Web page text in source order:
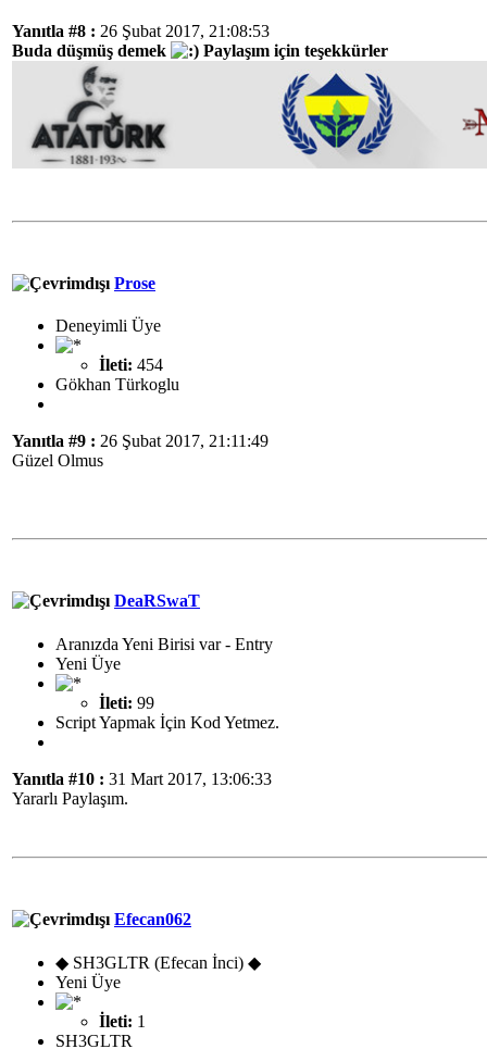
Yanıtla #8 : 26 Şubat 2017, 21:08:53
Buda düşmüş demek
Paylaşım için teşekkürler
Prose
Deneyimli Üye
İleti: 454
Gökhan Türkoglu
Yanıtla #9 : 26 Şubat 2017, 21:11:49
Güzel Olmus
DeaRSwaT
Aranızda Yeni Birisi var - Entry
Yeni Üye
İleti: 99
Script Yapmak İçin Kod Yetmez.
Yanıtla #10 : 31 Mart 2017, 13:06:33
Yararlı Paylaşım.
Efecan062
◆ SH3GLTR (Efecan İnci) ◆
Yeni Üye
İleti: 1
SH3GLTR